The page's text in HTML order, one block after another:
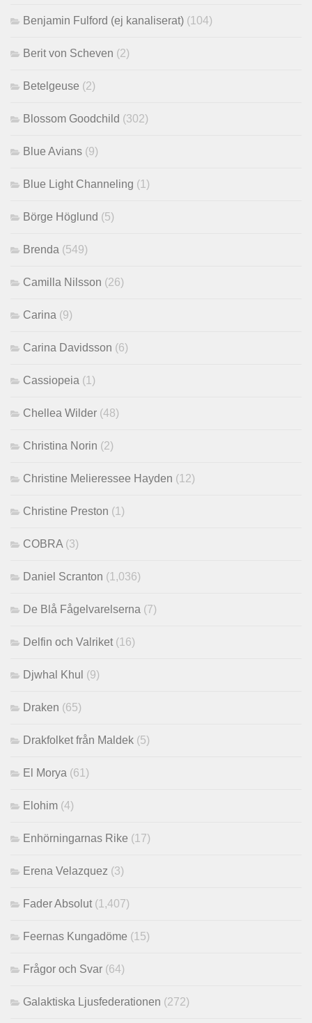
Benjamin Fulford (ej kanaliserat) (104)
Berit von Scheven (2)
Betelgeuse (2)
Blossom Goodchild (302)
Blue Avians (9)
Blue Light Channeling (1)
Börge Höglund (5)
Brenda (549)
Camilla Nilsson (26)
Carina (9)
Carina Davidsson (6)
Cassiopeia (1)
Chellea Wilder (48)
Christina Norin (2)
Christine Melieressee Hayden (12)
Christine Preston (1)
COBRA(3)
Daniel Scranton (1,036)
De Blå Fågelvarelserna (7)
Delfin och Valriket(16)
Djwhal Khul (9)
Draken (65)
Drakfolket från Maldek (5)
El Morya (61)
Elohim (4)
Enhörningarnas Rike (17)
Erena Velazquez (3)
Fader Absolut(1,407)
Feernas Kungadöme (15)
Frågor och Svar (64)
Galaktiska Ljusfederationen (272)